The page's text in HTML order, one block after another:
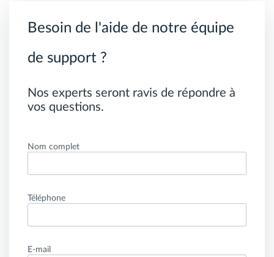
Besoin de l'aide de notre équipe
de support ?
Nos experts seront ravis de répondre à
vos questions.
Nom complet
Téléphone
E-mail